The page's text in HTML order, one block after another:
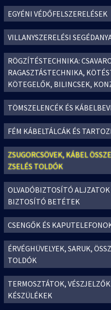
EGYÉNI VÉDŐFELSZERELÉSEK
VILLANYSZERELÉSI
RÖGZÍTÉSTECHNIKA:
RAGASZTÁSTECHNIKA,
KÖTEGELŐK, BILINCSEK,
TÖMSZELENCÉK ÉS
FÉM KÁBELTÁLCÁK ÉS
ZSUGORCSÖVEK, KÁBEL
ZSELÉS TOLDÓK
OLVADÓBIZTOSÍTÓ ALJZATOK
BIZTOSÍTÓ BETÉTEK
CSENGŐK ÉS
ÉRVÉGHÜVELYEK, SARUK,
TOLDÓK
TERMOSZTÁTOK,
KÉSZÜLÉKEK